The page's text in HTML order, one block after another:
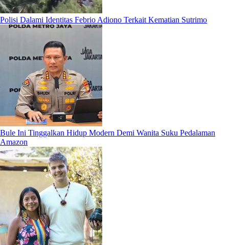
Polisi Dalami Identitas Febrio Adiono Terkait Kematian Sutrimo
Bule Ini Tinggalkan Hidup Modern Demi Wanita Suku Pedalaman
Amazon